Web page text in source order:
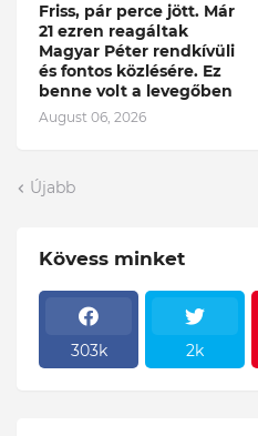
Friss, pár perce jött. Már
21 ezren reagáltak
Magyar Péter rendkívüli
és fontos közlésére. Ez
benne volt a levegőben
August 06, 2026
Újabb
Kövess minket
303k 2k